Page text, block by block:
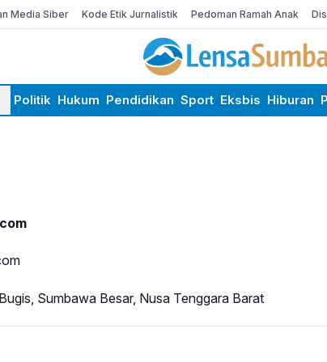
Media Siber Kode Etik Jurnalistik Pedoman Ramah Anak
Politik Hukum Pendidikan Sport Eksbis Hiburan
Sumbawa Besar, Nusa Tenggara Barat